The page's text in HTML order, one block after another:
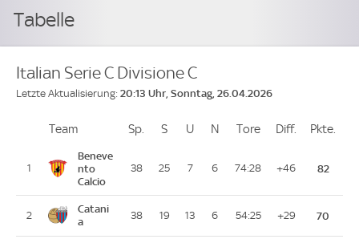
Tabelle
Italian Serie C Divisione C
Letzte Aktualisierung: 20:13 Uhr, Sonntag, 26.04.2026
PlatzTeam Sp. Spiele
S Siege
U Unentschieden
N Niederlagen
ToreToreDiff. Differenz
Pkte.
1
Beneve
nto
Calcio
38 25 7 6 74:28 +46 82
2
Catani
a
38 19 13 6 54:25 +29 70